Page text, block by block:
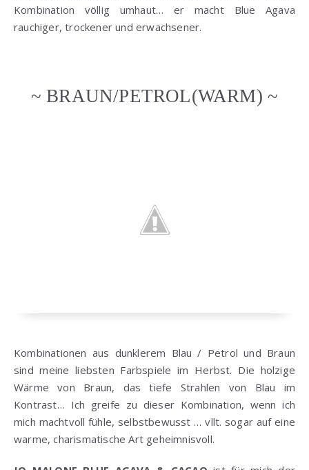
Kombination völlig umhaut… er macht Blue Agava
rauchiger, trockener und erwachsener.
~ BRAUN/PETROL(WARM) ~
Kombinationen aus dunklerem Blau / Petrol und Braun
sind meine liebsten Farbspiele im Herbst. Die holzige
Wärme von Braun, das tiefe Strahlen von Blau im
Kontrast… Ich greife zu dieser Kombination, wenn ich
mich machtvoll fühle, selbstbewusst … vllt. sogar auf eine
warme, charismatische Art geheimnisvoll.